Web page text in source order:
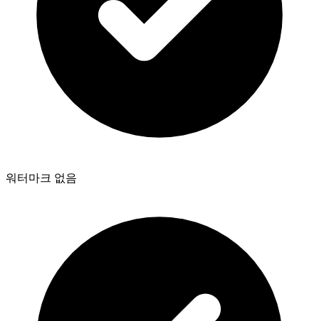
워터마크 없음